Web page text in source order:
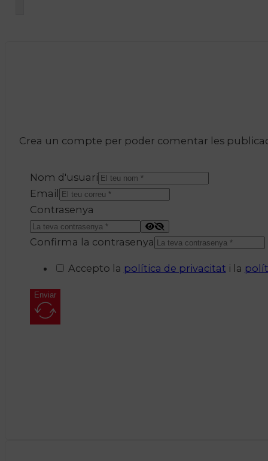
Crea un compte per poder comentar les
Nom d'usuari
Email
Contrasenya
Confirma la contrasenya
Accepto la política de privacitat i la
Enviar